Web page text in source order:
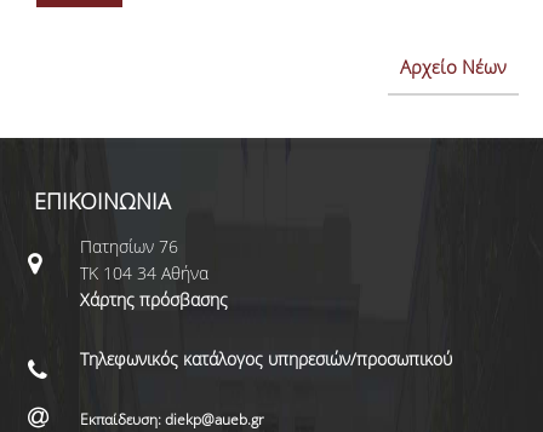
Αρχείο Νέων
ΕΠΙΚΟΙΝΩΝΙΑ
Πατησίων 76
ΤΚ 104 34 Αθήνα
Χάρτης πρόσβασης
Τηλεφωνικός κατάλογος υπηρεσιών/προσωπικού
Εκπαίδευση: diekp@aueb.gr